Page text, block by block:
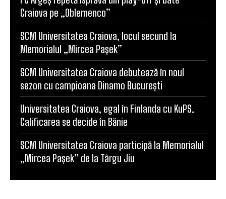
SCM Universitatea Craiova, locul secund la
Memorialul „Mircea Pașek”
SCM Universitatea Craiova debutează în noul
sezon cu campioana Dinamo București
Universitatea Craiova, egal în Finlanda cu KuPS.
Calificarea se decide în Bănie
SCM Universitatea Craiova participă la Memorialul
„Mircea Pașek” de la Târgu Jiu